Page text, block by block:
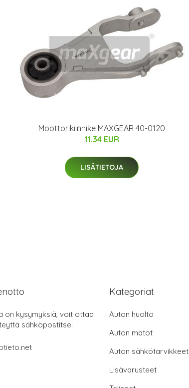
Moottorikiinnike MAXGEAR 40-0120
11.34 EUR
LISÄTIETOJA
on kysymyksiä, voit ottaa
sähköpostitse:
Kategoriat
Auton huolto
Auton matot
Auton sähkötarvikkeet
Lisävarusteet